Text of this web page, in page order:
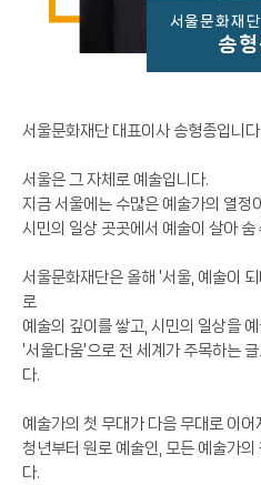
서울문화재
송
서울문화재단 대표이사 송형종입니다.
서울은 그 자체로 예술입니다.
지금 서울에는 수많은 예술가의 열정
시민의 일상 곳곳에서 예술이 살아 숨
서울문화재단은 올해 '서울, 예술이
로
예술의 깊이를 쌓고, 시민의 일상을 예
'서울다움'으로 전 세계가 주목하는
다.
예술가의 첫 무대가 다음 무대로 이어
청년부터 원로 예술인, 모든 예술가
다.